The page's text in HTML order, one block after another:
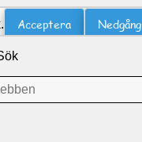
Acceptera Nedgång